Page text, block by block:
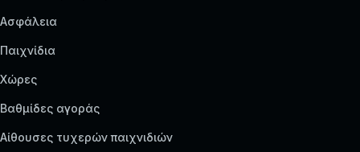
Ασφάλεια
Παιχνίδια
Χώρες
Βαθμίδες αγοράς
Αίθουσες τυχερών παιχνιδιών